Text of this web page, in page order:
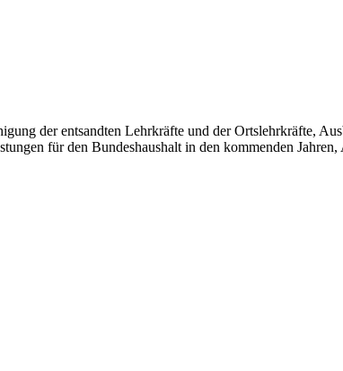
der entsandten Lehrkräfte und der Ortslehrkräfte,
für den Bundeshaushalt in den kommenden